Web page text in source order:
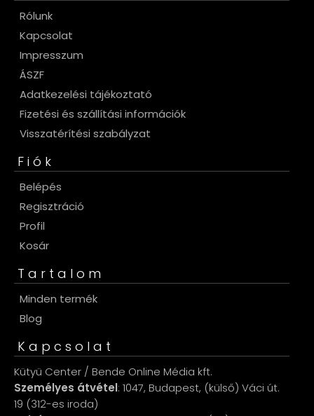
Rólunk
Kapcsolat
Impresszum
ÁSZF
Adatkezelési tájékoztató
Fizetési és szállítási információk
Visszatérítési szabályzat
Fiók
Belépés
Regisztráció
Profil
Kosár
Tartalom
Minden termék
Blog
Kapcsolat
Kütyü Center / Bende Online Média kft.
Személyes átvétel: 1047, Budapest, (külső) Váci út.
19 (312-es iroda)